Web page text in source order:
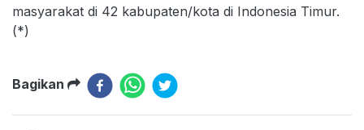
masyarakat di 42 kabupaten/kota di Indonesia Timur.
(*)
Bagikan